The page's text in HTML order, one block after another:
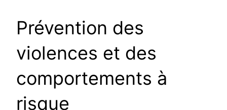
Prévention des
violences et des
comportements à
risque